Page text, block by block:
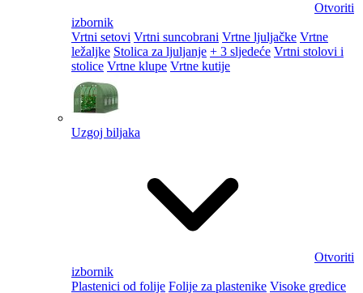
Otvoriti
izbornik
Vrtni setovi Vrtni suncobrani Vrtne ljuljačke Vrtne
ležaljke Stolica za ljuljanje + 3 sljedeće Vrtni stolovi i
stolice Vrtne klupe Vrtne kutije
Uzgoj biljaka
Otvoriti
izbornik
Plastenici od folije Folije za plastenike Visoke gredice